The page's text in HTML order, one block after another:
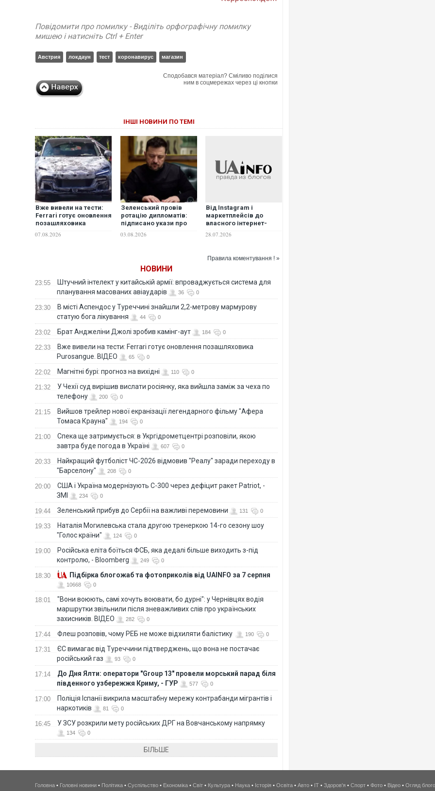
Повідомити про помилку - Виділіть орфографічну помилку
мишею і натисніть Ctrl + Enter
Австрия локдаун тест коронавирус магазин
Сподобався матеріал? Сміливо поділися
ним в соцмережах через ці кнопки
ІНШІ НОВИНИ ПО ТЕМІ
Вже вивели на тести:
Ferrari готує оновлення
позашляховика
07.08.2026
Зеленський провів
ротацію дипломатів:
підписано укази про
шести країнах та
03.08.2026
Від Instagram і
маркетплейсів до
власного інтернет-
магазину
28.07.2026
Правила коментування ! »
НОВИНИ
23:55
Штучний інтелект у китайській армії: впроваджується система для
планування масованих авіаударів
36 0
23:30
В місті Аспендос у Туреччині знайшли 2,2-метрову мармурову
статую бога лікування
44 0
23:02 Брат Анджеліни Джолі зробив камінг-аут 184 0
22:33
Вже вивели на тести: Ferrari готує оновлення позашляховика
Purosangue. ВІДЕО
65 0
22:02 Магнітні бурі: прогноз на вихідні 110 0
21:32
У Чехії суд вирішив вислати росіянку, яка вийшла заміж за чеха по
телефону
200 0
21:15
Вийшов трейлер нової екранізації легендарного фільму "Афера
Томаса Крауна"
194 0
21:00
Спека ще затримується: в Укргідрометцентрі розповіли, якою
завтра буде погода в Україні
607 0
20:33
Найкращий футболіст ЧС-2026 відмовив "Реалу" заради переходу в
"Барселону"
208 0
20:00
США і Україна модернізують С-300 через дефіцит ракет Patriot, -
ЗМІ
234 0
19:44 Зеленський прибув до Сербії на важливі перемовини 131 0
19:33
Наталія Могилевська стала другою тренеркою 14-го сезону шоу
"Голос країни"
124 0
19:00
Російська еліта боїться ФСБ, яка дедалі більше виходить з-під
контролю, - Bloomberg
249 0
18:30 Підбірка блогожаб та фотоприколів від UAINFO за 7 серпня
10668 0
18:01
"Вони воюють, самі хочуть воювати, бо дурні": у Чернівцях водія
маршрутки звільнили після зневажливих слів про українських
захисників. ВІДЕО
282 0
17:44 Флеш розповів, чому РЕБ не може відхиляти балістику 190 0
17:31
ЄС вимагає від Туреччини підтверджень, що вона не постачає
російський газ
93 0
17:14
До Дня Ялти: оператори "Group 13" провели морський парад біля
південного узбережжя Криму, - ГУР
577 0
17:00
Поліція Іспанії викрила масштабну мережу контрабанди мігрантів і
наркотиків
81 0
16:45 У ЗСУ розкрили мету російських ДРГ на Вовчанському напрямку
134 0
БІЛЬШЕ
Ворог завдав комбінованого
двоє поранених. Ще
після атаки БПЛА по ринку
Вже вивели на тести: Ferrari
Головна • Головні новини • Політика • Суспільство • Економіка • Світ • Культура • Наука • Історія • Освіта • Авто • IT • Здоров'я • Спорт • Фото • Відео • Огляд